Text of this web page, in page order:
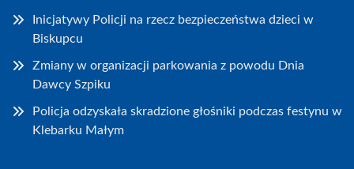
Inicjatywy Policji na rzecz bezpieczeństwa dzieci w
Biskupcu
Zmiany w organizacji parkowania z powodu Dnia
Dawcy Szpiku
Policja odzyskała skradzione głośniki podczas festynu w
Klebarku Małym